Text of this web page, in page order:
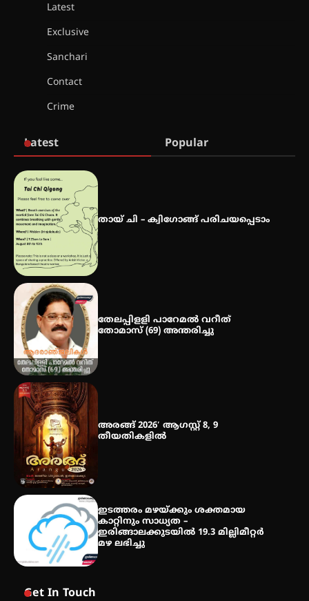
Latest
Exclusive
Sanchari
Contact
Crime
Latest Popular
തായ് ചി – ക്വിഗോങ്ങ് പരിചയപ്പെടാം
തേലപ്പിളളി പാറേമൽ വറീത്
തോമാസ് (69) അന്തരിച്ചു
അരങ്ങ് 2026′ ആഗസ്റ്റ് 8, 9
തീയതികളിൽ
ഇടത്തരം മഴയ്ക്കും ശക്തമായ
കാറ്റിനും സാധ്യത –
ഇരിങ്ങാലക്കുടയിൽ 19.3 മില്ലിമീറ്റർ
മഴ ലഭിച്ചു
Get In Touch